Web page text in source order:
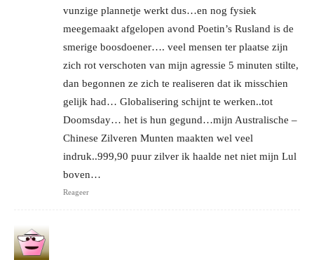
vunzige plannetje werkt dus…en nog fysiek
meegemaakt afgelopen avond Poetin’s Rusland is de
smerige boosdoener…. veel mensen ter plaatse zijn
zich rot verschoten van mijn agressie 5 minuten stilte,
dan begonnen ze zich te realiseren dat ik misschien
gelijk had… Globalisering schijnt te werken..tot
Doomsday… het is hun gegund…mijn Australische –
Chinese Zilveren Munten maakten wel veel
indruk..999,90 puur zilver ik haalde net niet mijn Lul
boven…
Reageer